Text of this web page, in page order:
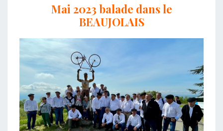
Mai 2023 balade dans le
BEAUJOLAIS